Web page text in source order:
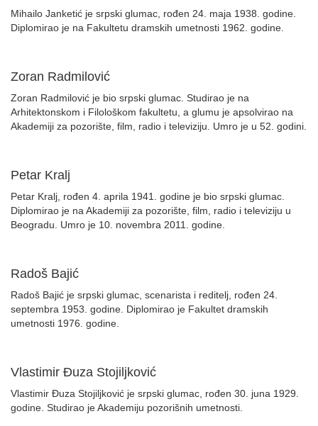
Mihailo Janketić je srpski glumac, rođen 24. maja 1938. godine.
Diplomirao je na Fakultetu dramskih umetnosti 1962. godine.
Zoran Radmilović
Zoran Radmilović je bio srpski glumac. Studirao je na
Arhitektonskom i Filološkom fakultetu, a glumu je apsolvirao na
Akademiji za pozorište, film, radio i televiziju. Umro je u 52. godini.
Petar Kralj
Petar Kralj, rođen 4. aprila 1941. godine je bio srpski glumac.
Diplomirao je na Akademiji za pozorište, film, radio i televiziju u
Beogradu. Umro je 10. novembra 2011. godine.
Radoš Bajić
Radoš Bajić je srpski glumac, scenarista i reditelj, rođen 24.
septembra 1953. godine. Diplomirao je Fakultet dramskih
umetnosti 1976. godine.
Vlastimir Đuza Stojiljković
Vlastimir Đuza Stojiljković je srpski glumac, rođen 30. juna 1929.
godine. Studirao je Akademiju pozorišnih umetnosti.